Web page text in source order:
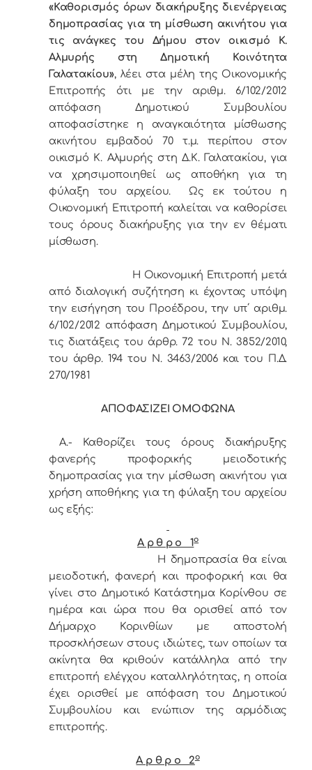
«Καθορισμός όρων διακήρυξης διενέργειας
δημοπρασίας για τη μίσθωση ακινήτου για
τις ανάγκες του Δήμου στον οικισμό Κ.
Αλμυρής στη Δημοτική Κοινότητα
Γαλατακίου», λέει στα μέλη της Οικονομικής
Επιτροπής ότι με την αριθμ. 6/102/2012
απόφαση Δημοτικού Συμβουλίου
αποφασίστηκε η αναγκαιότητα μίσθωσης
ακινήτου εμβαδού 70 τ.μ. περίπου στον
οικισμό Κ. Αλμυρής στη Δ.Κ. Γαλατακίου, για
να χρησιμοποιηθεί ως αποθήκη για τη
φύλαξη του αρχείου. Ως εκ τούτου η
Οικονομική Επιτροπή καλείται να καθορίσει
τους όρους διακήρυξης για την εν θέματι
μίσθωση.
Η Οικονομική Επιτροπή μετά
από διαλογική συζήτηση κι έχοντας υπόψη
την εισήγηση του Προέδρου, την υπ΄ αριθμ.
6/102/2012 απόφαση Δημοτικού Συμβουλίου,
τις διατάξεις του άρθρ. 72 του Ν. 3852/2010,
του άρθρ. 194 του Ν. 3463/2006 και του Π.Δ.
270/1981
ΑΠΟΦΑΣΙΖΕΙ ΟΜΟΦΩΝΑ
Α.- Καθορίζει τους όρους διακήρυξης
φανερής προφορικής μειοδοτικής
δημοπρασίας για την μίσθωση ακινήτου για
χρήση αποθήκης για τη φύλαξη του αρχείου
ως εξής:
Α ρ θ ρ ο 1ο
Η δημοπρασία θα είναι
μειοδοτική, φανερή και προφορική και θα
γίνει στο Δημοτικό Κατάστημα Κορίνθου σε
ημέρα και ώρα που θα ορισθεί από τον
Δήμαρχο Κορινθίων με αποστολή
προσκλήσεων στους ιδιώτες, των οποίων τα
ακίνητα θα κριθούν κατάλληλα από την
επιτροπή ελέγχου καταλληλότητας, η οποία
έχει ορισθεί με απόφαση του Δημοτικού
Συμβουλίου και ενώπιον της αρμόδιας
επιτροπής.
Α ρ θ ρ ο 2ο